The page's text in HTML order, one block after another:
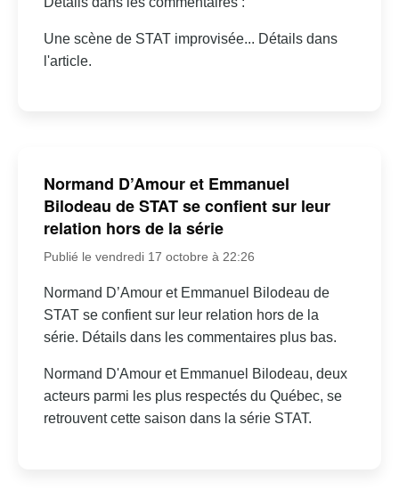
Une scène de STAT improvisée... Détails dans
l'article.
Normand D’Amour et Emmanuel
Bilodeau de STAT se confient sur leur
relation hors de la série
Publié le vendredi 17 octobre à 22:26
Normand D’Amour et Emmanuel Bilodeau de
STAT se confient sur leur relation hors de la
série. Détails dans les commentaires plus bas.
Normand D'Amour et Emmanuel Bilodeau, deux
acteurs parmi les plus respectés du Québec, se
retrouvent cette saison dans la série STAT.